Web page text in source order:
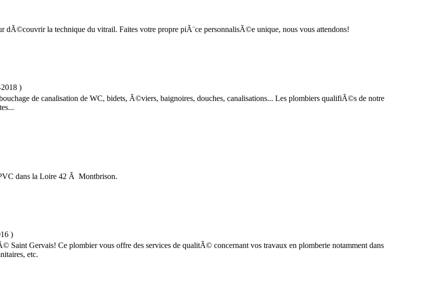
la technique du vitrail. Faites votre propre piÃ¨ce personnalisÃ©e unique, nous vous attendons!
)
de canalisation de WC, bidets, Ã©viers, baignoires, douches, canalisations... Les plombiers qualifiÃ©s de notre
dans la Loire 42 Ã Montbrison.
)
Saint Gervais! Ce plombier vous offre des services de qualitÃ© concernant vos travaux en plomberie notamment dans
etc.